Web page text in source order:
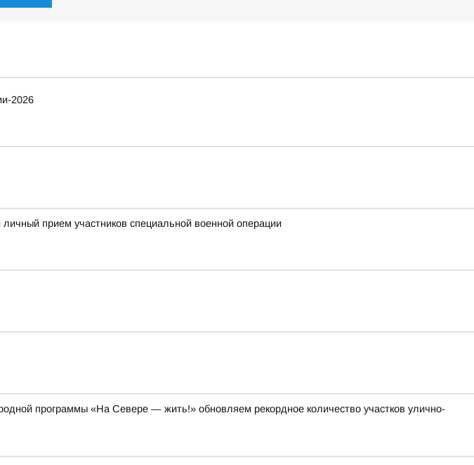
2026
прием участников специальной военной операции
программы «На Севере — жить!» обновляем рекордное количество участков улично-